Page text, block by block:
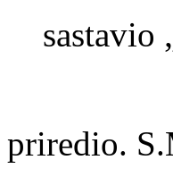
sastavio
priredio.